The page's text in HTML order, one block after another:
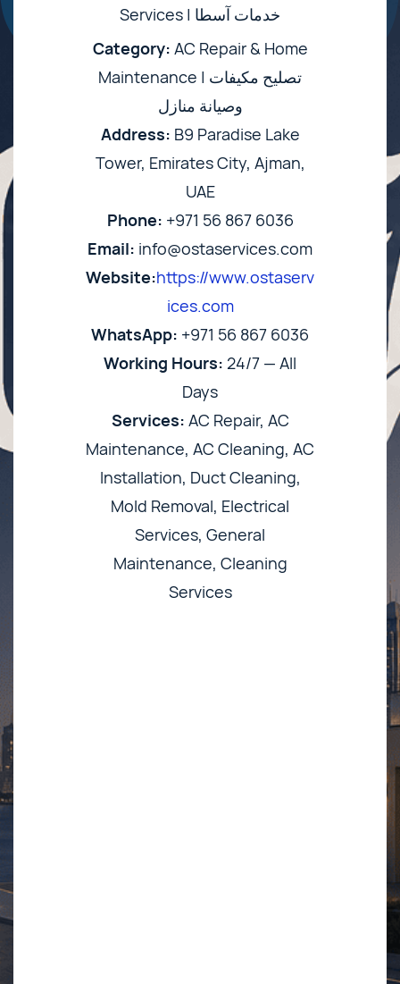
Services | خدمات آسطا
Category: AC Repair & Home
Maintenance | تصليح مكيفات
وصيانة منازل
Address: B9 Paradise Lake
Tower, Emirates City, Ajman,
UAE
Phone: +971 56 867 6036
Email: info@ostaservices.com
Website:https://www.ostaserv
ices.com
WhatsApp: +971 56 867 6036
Working Hours: 24/7 — All
Days
Services: AC Repair, AC
Maintenance, AC Cleaning, AC
Installation, Duct Cleaning,
Mold Removal, Electrical
Services, General
Maintenance, Cleaning
Services